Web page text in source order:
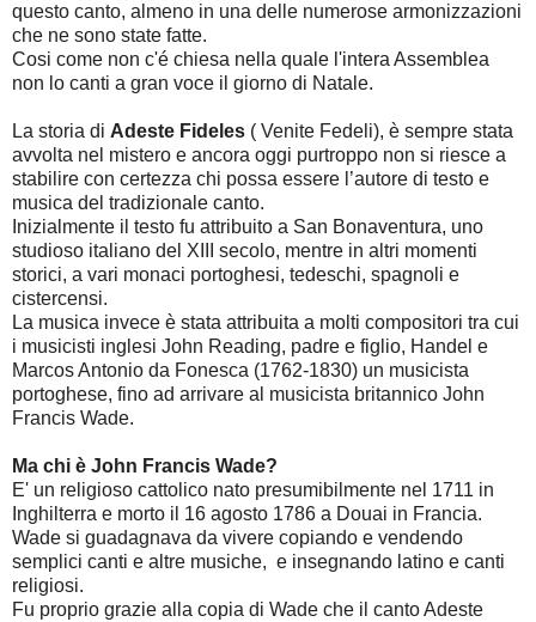
questo canto, almeno in una delle numerose armonizzazioni
che ne sono state fatte.
Cosi come non c'é chiesa nella quale l'intera Assemblea
non lo canti a gran voce il giorno di Natale.
La storia di Adeste Fideles ( Venite Fedeli), è sempre stata
avvolta nel mistero e ancora oggi purtroppo non si riesce a
stabilire con certezza chi possa essere l’autore di testo e
musica del tradizionale canto.
Inizialmente il testo fu attribuito a San Bonaventura, uno
studioso italiano del XIII secolo, mentre in altri momenti
storici, a vari monaci portoghesi, tedeschi, spagnoli e
cistercensi.
La musica invece è stata attribuita a molti compositori tra cui
i musicisti inglesi John Reading, padre e figlio, Handel e
Marcos Antonio da Fonesca (1762-1830) un musicista
portoghese, fino ad arrivare al musicista britannico John
Francis Wade.
Ma chi è John Francis Wade?
E' un religioso cattolico nato presumibilmente nel 1711 in
Inghilterra e morto il 16 agosto 1786 a Douai in Francia.
Wade si guadagnava da vivere copiando e vendendo
semplici canti e altre musiche, e insegnando latino e canti
religiosi.
Fu proprio grazie alla copia di Wade che il canto Adeste